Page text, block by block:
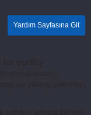
Yardım Sayfasına Git